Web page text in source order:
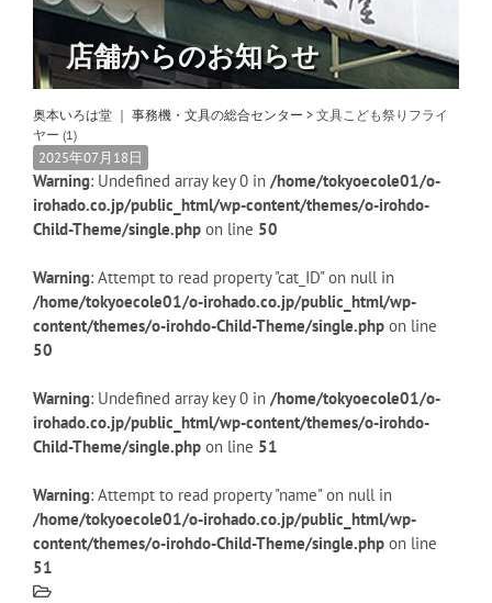
店舗からのお知らせ
奥本いろは堂 ｜ 事務機・文具の総合センター > 文具こども祭りフライ
ヤー (1)
2025年07月18日
Warning: Undefined array key 0 in /home/tokyoecole01/o-
irohado.co.jp/public_html/wp-content/themes/o-irohdo-
Child-Theme/single.php on line 50
Warning: Attempt to read property "cat_ID" on null in
/home/tokyoecole01/o-irohado.co.jp/public_html/wp-
content/themes/o-irohdo-Child-Theme/single.php on line
50
Warning: Undefined array key 0 in /home/tokyoecole01/o-
irohado.co.jp/public_html/wp-content/themes/o-irohdo-
Child-Theme/single.php on line 51
Warning: Attempt to read property "name" on null in
/home/tokyoecole01/o-irohado.co.jp/public_html/wp-
content/themes/o-irohdo-Child-Theme/single.php on line
51